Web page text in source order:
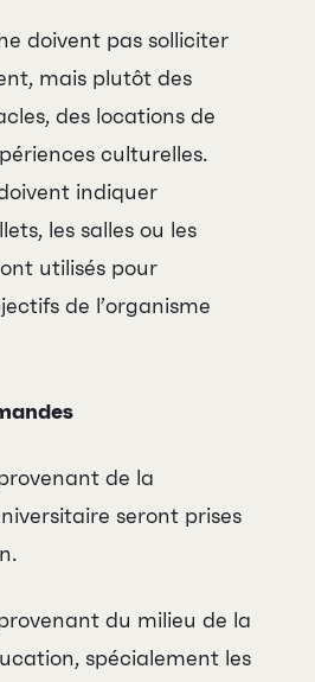
doivent pas solliciter
mais plutôt des
des locations de
culturelles.
indiquer
les salles ou les
utilisés pour
de l’organisme
de la
seront prises
du milieu de la
spécialement les